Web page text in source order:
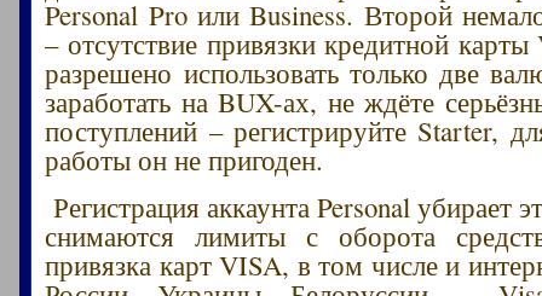
Personal Pro или Business. Второй
– отсутствие привязки кредитной
разрешено использовать только две
заработать на BUX-ах, не ждёте
поступлений – регистрируйте Starter,
работы он не пригоден.
Регистрация аккаунта Personal убирает
снимаются лимиты с оборота
привязка карт VISA, в том числе и